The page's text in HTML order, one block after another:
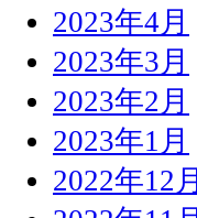
2023年4月
2023年3月
2023年2月
2023年1月
2022年12月